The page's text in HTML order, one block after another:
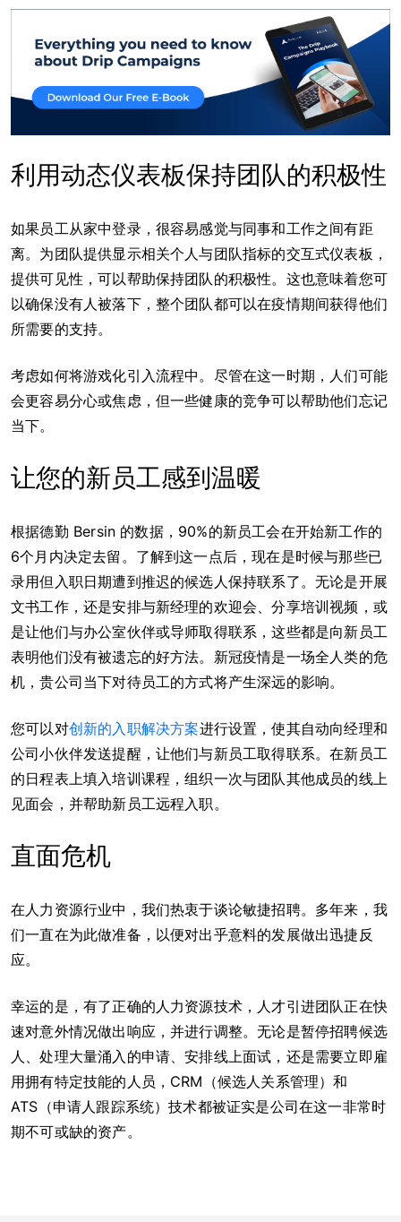
利用动态仪表板保持团队的积极性
如果员工从家中登录，很容易感觉与同事和工作之间有距
离。为团队提供显示相关个人与团队指标的交互式仪表板，
提供可见性，可以帮助保持团队的积极性。这也意味着您可
以确保没有人被落下，整个团队都可以在疫情期间获得他们
所需要的支持。
考虑如何将游戏化引入流程中。尽管在这一时期，人们可能
会更容易分心或焦虑，但一些健康的竞争可以帮助他们忘记
当下。
让您的新员工感到温暖
根据德勤 Bersin 的数据，90%的新员工会在开始新工作的
6个月内决定去留。了解到这一点后，现在是时候与那些已
录用但入职日期遭到推迟的候选人保持联系了。无论是开展
文书工作，还是安排与新经理的欢迎会、分享培训视频，或
是让他们与办公室伙伴或导师取得联系，这些都是向新员工
表明他们没有被遗忘的好方法。新冠疫情是一场全人类的危
机，贵公司当下对待员工的方式将产生深远的影响。
您可以对创新的入职解决方案进行设置，使其自动向经理和
公司小伙伴发送提醒，让他们与新员工取得联系。在新员工
的日程表上填入培训课程，组织一次与团队其他成员的线上
见面会，并帮助新员工远程入职。
直面危机
在人力资源行业中，我们热衷于谈论敏捷招聘。多年来，我
们一直在为此做准备，以便对出乎意料的发展做出迅捷反
应。
幸运的是，有了正确的人力资源技术，人才引进团队正在快
速对意外情况做出响应，并进行调整。无论是暂停招聘候选
人、处理大量涌入的申请、安排线上面试，还是需要立即雇
用拥有特定技能的人员，CRM（候选人关系管理）和
ATS（申请人跟踪系统）技术都被证实是公司在这一非常时
期不可或缺的资产。